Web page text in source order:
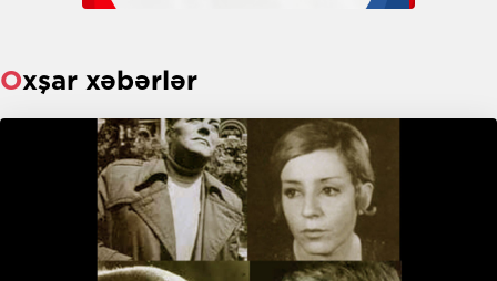
Oxşar xəbərlər